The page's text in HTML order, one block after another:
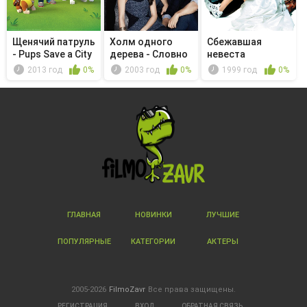
Щенячий патруль
- Pups Save a City
Ki...2013 год 0%
Холм одного
дерева - Словно
чужие2003 год 0%
Сбежавшая
невеста
1999 год 0%
ГЛАВНАЯ НОВИНКИ ЛУЧШИЕ
ПОПУЛЯРНЫЕ КАТЕГОРИИ АКТЕРЫ
2005-2026 FilmoZavr Все права защищены.